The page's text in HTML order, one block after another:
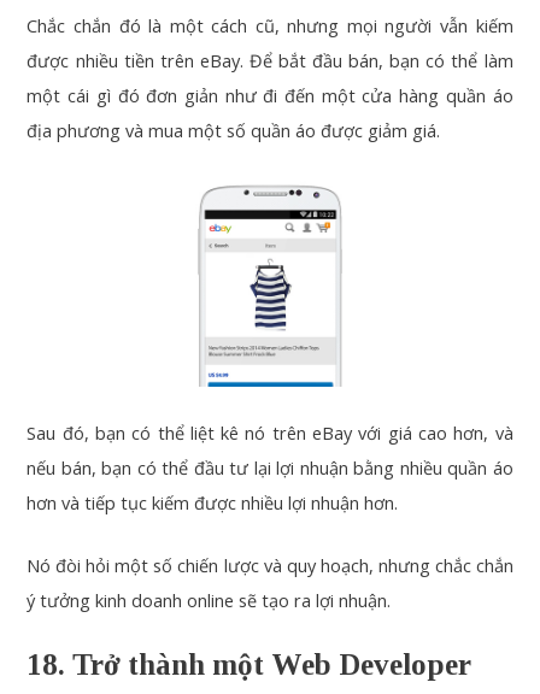
Chắc chắn đó là một cách cũ, nhưng mọi người vẫn kiếm
được nhiều tiền trên eBay. Để bắt đầu bán, bạn có thể làm
một cái gì đó đơn giản như đi đến một cửa hàng quần áo
địa phương và mua một số quần áo được giảm giá.
Sau đó, bạn có thể liệt kê nó trên eBay với giá cao hơn, và
nếu bán, bạn có thể đầu tư lại lợi nhuận bằng nhiều quần áo
hơn và tiếp tục kiếm được nhiều lợi nhuận hơn.
Nó đòi hỏi một số chiến lược và quy hoạch, nhưng chắc chắn
ý tưởng kinh doanh online sẽ tạo ra lợi nhuận.
18. Trở thành một Web Developer